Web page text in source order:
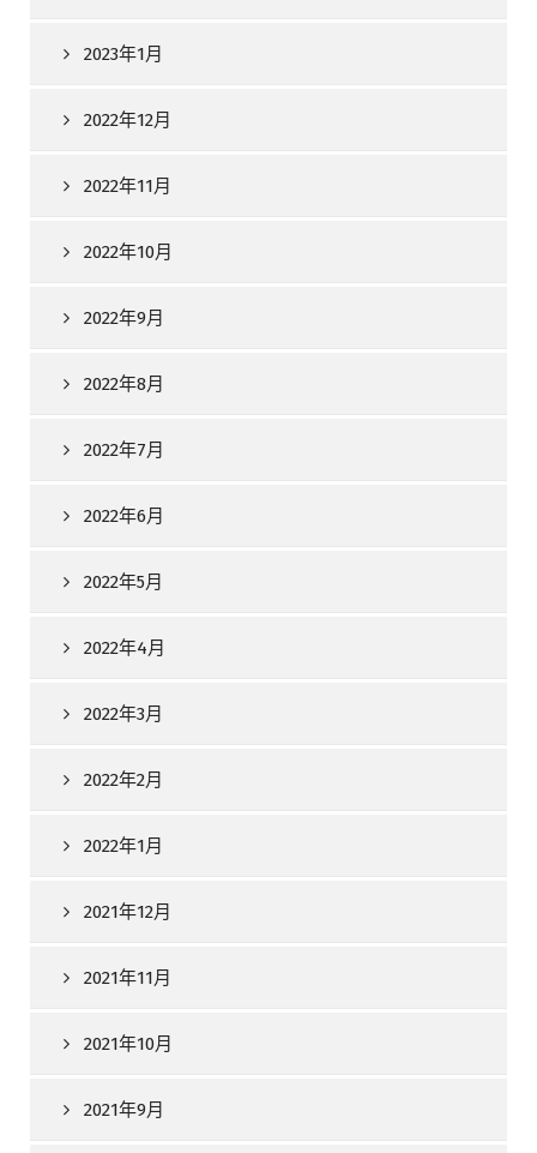
2023年1月
2022年12月
2022年11月
2022年10月
2022年9月
2022年8月
2022年7月
2022年6月
2022年5月
2022年4月
2022年3月
2022年2月
2022年1月
2021年12月
2021年11月
2021年10月
2021年9月